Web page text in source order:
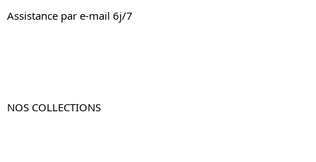
Assistance par e-mail 6j/7
NOS COLLECTIONS